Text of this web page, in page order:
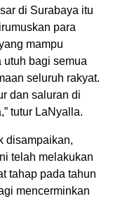
di Surabaya itu
para
mampu
bagi semua
seluruh rakyat.
dan saluran di
tutur LaNyalla.
disampaikan,
telah melakukan
tahap pada tahun
mencerminkan